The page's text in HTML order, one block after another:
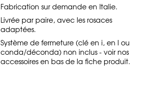
Fabrication sur demande en Italie.
Livrée par paire, avec les rosaces
adaptées.
Système de fermeture (clé en i, en l ou
conda/déconda) non inclus - voir nos
accessoires en bas de la fiche produit.